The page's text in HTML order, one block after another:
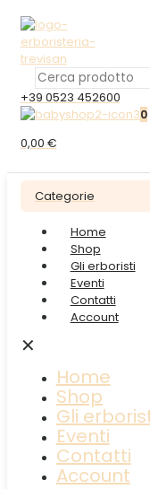
+39 0523 452600
0
0,00 €
Categorie
Home
Shop
Gli erboristi
Eventi
Contatti
Account
✕
Home
Shop
Gli
Eventi
Contatti
Account